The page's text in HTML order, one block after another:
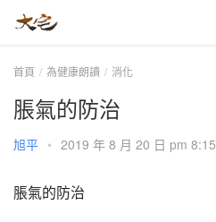
首頁 為健康朗讀 消化
脹氣的防治
旭平 • 2019 年 8 月 20 日 pm 8:15
脹氣的防治